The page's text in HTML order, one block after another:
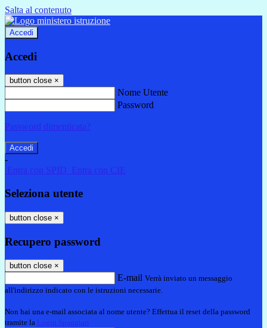
Salta al contenuto
Accedi
Accedi
button close ×
Nome Utente
Password
Password dimenticata?
-
Entra con SPID
Entra con CIE
Seleziona utente
button close ×
Recupero password
button close ×
E-mail Verrà inviato un messaggio
all'indirizzo indicato con le istruzioni necessarie.
Non hai una e-mail associata al nome utente? Effettua il reset della password
tramite la Login Spaggiari